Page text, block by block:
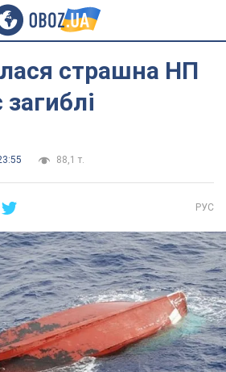
страшна НП
88,1 т.
РУС